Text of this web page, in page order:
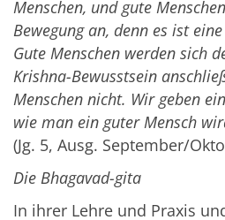
Menschen, und gute
Bewegung an, denn es ist
Gute Menschen werden sich
Krishna-Bewusstsein
Menschen nicht. Wir geben
wie man ein guter Mensch
(Jg. 5, Ausg. September/
Die Bhagavad-gita
In ihrer Lehre und Praxis